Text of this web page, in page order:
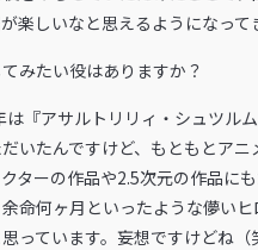
楽しいなと思えるようになって
てみたい役はありますか？
『アサルトリリィ・シュツル
いたんですけど、もともとアニ
ターの作品や2.5次元の作品に
命何ヶ月といったような儚いヒ
っています。妄想ですけどね（